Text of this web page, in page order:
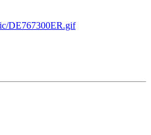
DE767300ER.gif